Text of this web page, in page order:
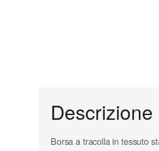
Descrizione
Borsa a tracolla in tessuto